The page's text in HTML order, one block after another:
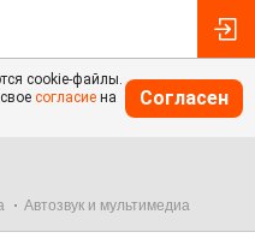
cookie-файлы.
согласие на
Согласен
Автозвук и мультимедиа